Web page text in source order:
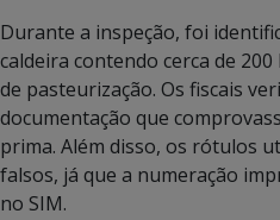
Durante a inspeção, foi
caldeira contendo cerca de
de pasteurização. Os fiscais
documentação que
prima. Além disso, os rótulos
falsos, já que a numeração
no SIM.